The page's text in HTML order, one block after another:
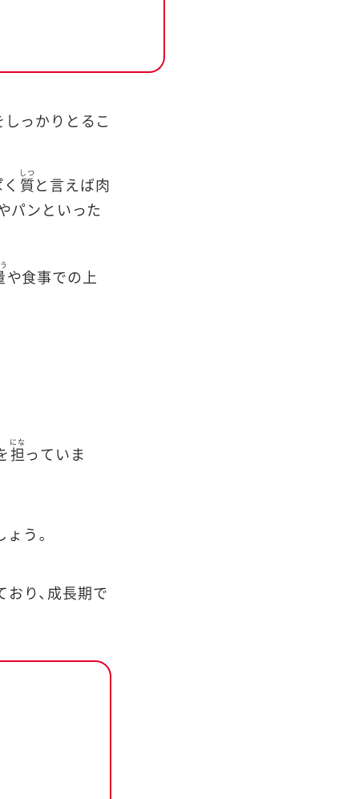
しっかりとるこ
質
しつ
と言えば肉
パンといった
や食事での上
担
にな
っていま
う。
おり、成長期で